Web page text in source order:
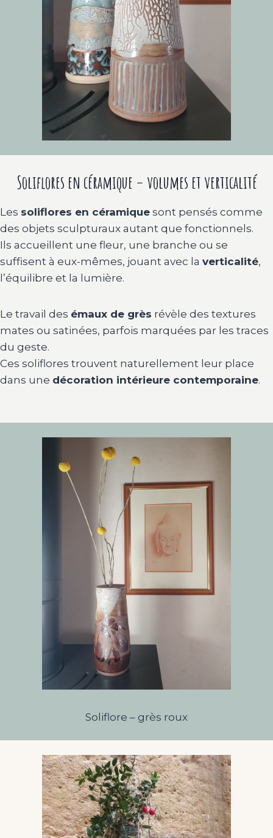
Soliflores en céramique – volumes et verticalité
Les soliflores en céramique sont pensés comme
des objets sculpturaux autant que fonctionnels.
Ils accueillent une fleur, une branche ou se
suffisent à eux-mêmes, jouant avec la verticalité,
l’équilibre et la lumière.
Le travail des émaux de grès révèle des textures
mates ou satinées, parfois marquées par les traces
du geste.
Ces soliflores trouvent naturellement leur place
dans une décoration intérieure contemporaine.
Soliflore – grès roux